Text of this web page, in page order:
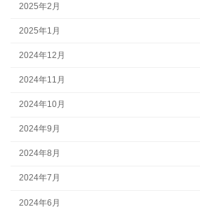
2025年2月
2025年1月
2024年12月
2024年11月
2024年10月
2024年9月
2024年8月
2024年7月
2024年6月